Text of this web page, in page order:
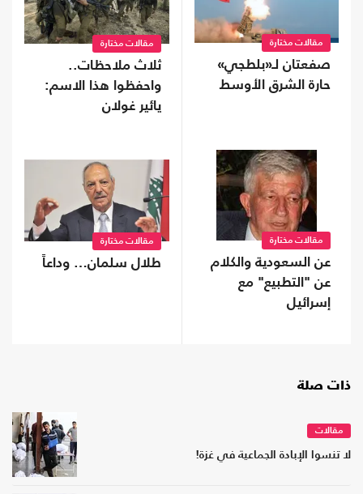
مقالات مختارة
صفعتان لـ«بلطجي»
حارة الشرق الأوسط
مقالات مختارة
ثلاث ملاحظات..
واحفظوا هذا الاسم:
يائير غولان
مقالات مختارة
عن السعودية والكلام
عن "التطبيع" مع
إسرائيل
مقالات مختارة
طلال سلمان… وداعاً
ذات صلة
مقالات
لا تنسوا الإبادة الجماعية في غزة!